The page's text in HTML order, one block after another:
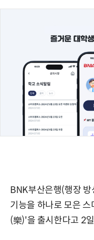
BNK부산은행(행장
기능을 하나로 모은
(樂)'을 출시한다고 2